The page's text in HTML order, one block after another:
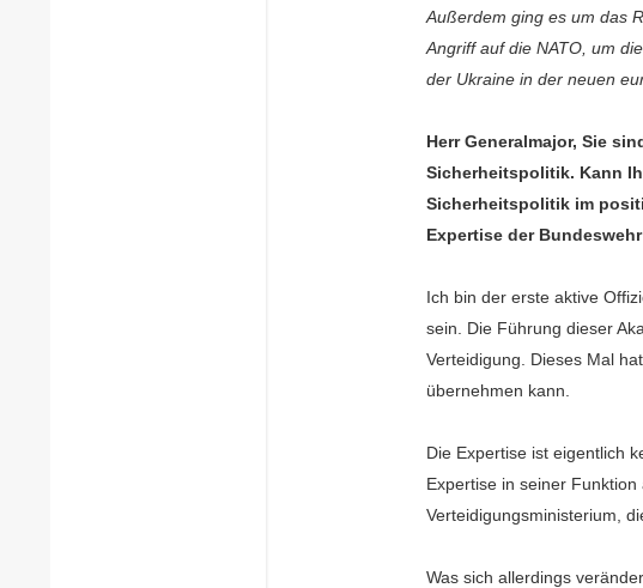
Außerdem ging es um das
Angriff auf die NATO, um
der Ukraine in der neuen
Herr Generalmajor, Sie
Sicherheitspolitik. Kann
Sicherheitspolitik im
Expertise der
Ich bin der erste aktive
sein. Die Führung dieser
Verteidigung. Dieses Mal
übernehmen kann.
Die Expertise ist eigentlich
Expertise in seiner
Verteidigungsministerium,
Was sich allerdings